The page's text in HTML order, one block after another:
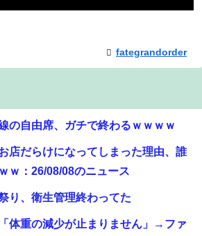
fategrandorder
の自由席、ガチで終わるｗｗｗｗ
店だらけになってしまった理由、誰
ｗ：26/08/08のニュース
り、衛生管理終わってた
体重の減少が止まりません」→ファ